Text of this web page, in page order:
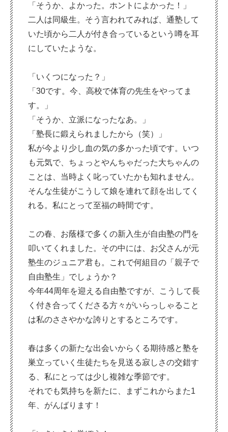
「そうか、よかった。ホントによかった！」
二人は同級生。そう言われてみれば、通塾して
いた頃から二人が付き合っているという噂を耳
にしていたような。
「いくつになった？」
「30です。今、高校で体育の先生をやってま
す。」
「そうか、立派になったなあ。」
「塾長に鍛えられましたから（笑）」
私が今より少し血の気の多かった頃です。いつ
も元気で、ちょっとやんちゃだった大ちゃんの
ことは、当時よく叱っていたかも知れません。
そんな生徒がこうして娘を連れて顔を出してく
れる。私にとって至福の時間です。
この春、お蔭様で多くの新入生が自由塾の門を
叩いてくれました。その中には、お父さんが元
塾生のジュニア君も。これで何組目の「親子で
自由塾生」でしょうか？
今年44周年を迎える自由塾ですが、こうして長
く付き合ってくださる方々がいらっしゃること
は私のささやかな誇りとするところです。
春は多くの新たな出会いからくる期待感と塾を
巣立っていく生徒たちを見送る寂しさの交錯す
る、私にとっては少し複雑な季節です。
それでも気持ちを新たに、まずこれからまた1
年、がんばります！